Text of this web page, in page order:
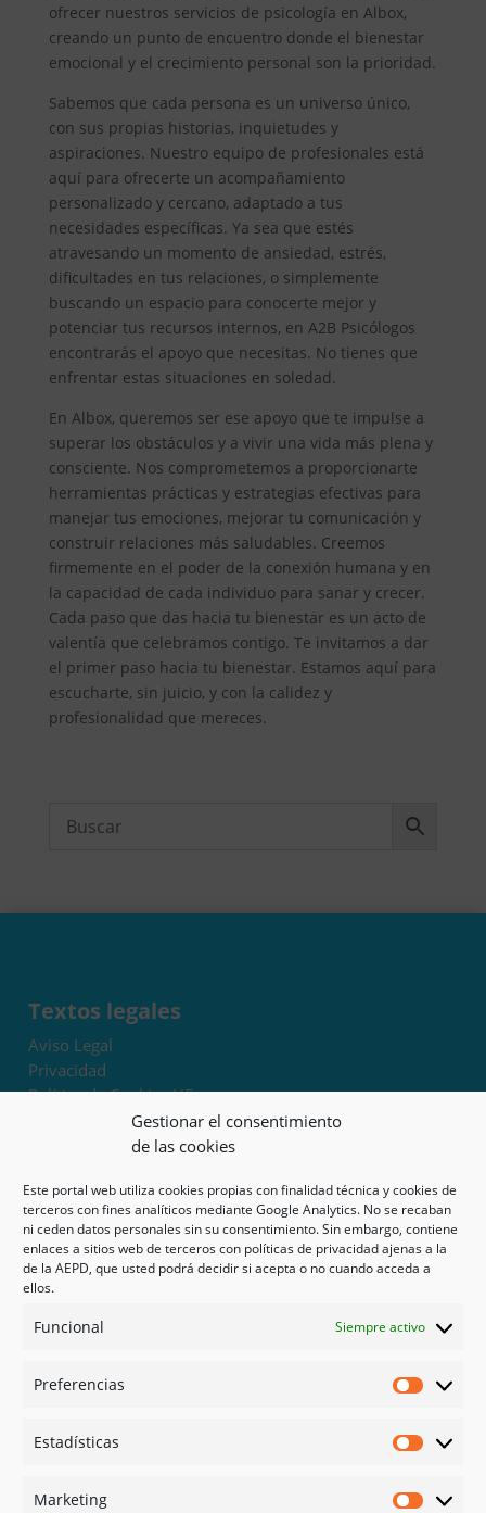
Gestionar el consentimiento
de las cookies
Este portal web utiliza cookies propias con finalidad técnica y cookies de
terceros con fines analíticos mediante Google Analytics. No se recaban
ni ceden datos personales sin su consentimiento. Sin embargo, contiene
enlaces a sitios web de terceros con políticas de privacidad ajenas a la
de la AEPD, que usted podrá decidir si acepta o no cuando acceda a
ellos.
Funcional Siempre activo
Preferencias
Estadísticas
Marketing
ofrecer nuestros servicios de psicología en Albox,
creando un punto de encuentro donde el bienestar
emocional y el crecimiento personal son la prioridad.
Sabemos que cada persona es un universo único,
con sus propias historias, inquietudes y
aspiraciones. Nuestro equipo de profesionales está
aquí para ofrecerte un acompañamiento
personalizado y cercano, adaptado a tus
necesidades específicas. Ya sea que estés
atravesando un momento de ansiedad, estrés,
dificultades en tus relaciones, o simplemente
buscando un espacio para conocerte mejor y
potenciar tus recursos internos, en A2B Psicólogos
encontrarás el apoyo que necesitas. No tienes que
enfrentar estas situaciones en soledad.
En Albox, queremos ser ese apoyo que te impulse a
superar los obstáculos y a vivir una vida más plena y
consciente. Nos comprometemos a proporcionarte
herramientas prácticas y estrategias efectivas para
manejar tus emociones, mejorar tu comunicación y
construir relaciones más saludables. Creemos
firmemente en el poder de la conexión humana y en
la capacidad de cada individuo para sanar y crecer.
Cada paso que das hacia tu bienestar es un acto de
valentía que celebramos contigo. Te invitamos a dar
el primer paso hacia tu bienestar. Estamos aquí para
escucharte, sin juicio, y con la calidez y
profesionalidad que mereces.
Textos legales
Aviso Legal
Privacidad
Política de Cookies UE
Términos y condiciones
Exoneración de responsabilidad
Mapa del sitio
Mi cuenta
Tienda
Psicología en Murcia
Guías
Redes sociales
Instagram
Linked in